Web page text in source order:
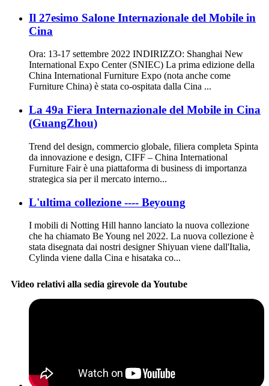
Il 27esimo Salone Internazionale del Mobile in
Cina
Ora: 13-17 settembre 2022 INDIRIZZO: Shanghai New
International Expo Center (SNIEC) La prima edizione della
China International Furniture Expo (nota anche come
Furniture China) è stata co-ospitata dalla Cina ...
La 49a Fiera Internazionale del Mobile in Cina
(GuangZhou)
Trend del design, commercio globale, filiera completa Spinta
da innovazione e design, CIFF – China International
Furniture Fair è una piattaforma di business di importanza
strategica sia per il mercato interno...
L'ultima collezione ---- Beyoung
I mobili di Notting Hill hanno lanciato la nuova collezione
che ha chiamato Be Young nel 2022. La nuova collezione è
stata disegnata dai nostri designer Shiyuan viene dall'Italia,
Cylinda viene dalla Cina e hisataka co...
Video relativi alla sedia girevole da Youtube